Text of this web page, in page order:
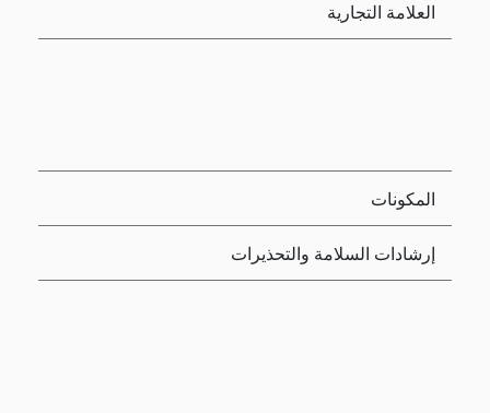
العلامة التجارية
المكونات
إرشادات السلامة والتحذيرات